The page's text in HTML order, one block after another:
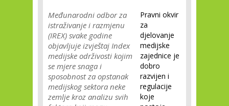
Međunarodni odbor za
istraživanje i razmjenu
(IREX) svake godine
objavljuje izvještaj Index
medijske održivosti kojim
se mjere snaga i
sposobnost za opstanak
medijskog sektora neke
zemlje kroz analizu svih
Pravni okvir
za
djelovanje
medijske
zajednice je
dobro
razvijen i
regulacije
koje